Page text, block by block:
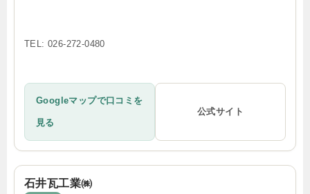
TEL: 026-272-0480
Googleマップで口コミを
見る
公式サイト
石井瓦工業㈱